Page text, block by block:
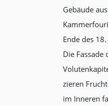
Gebäude
Ende des
Die
zieren
im Inneren